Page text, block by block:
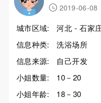
2019-06-08
城市区域:
河北 - 石家
信息种类:
洗浴场所
信息来源:
自己开发
小姐数量:
10－20
小姐年龄:
18－30